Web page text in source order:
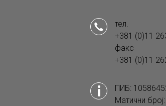
тел.
+381 (0)11
факс
+381 (0)11
ПИБ:
Матични број: